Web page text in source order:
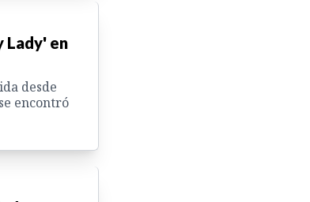
Lady' en
desde
encontró